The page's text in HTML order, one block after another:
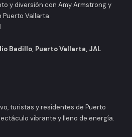
y diversión con Amy Armstrong y
Vallarta.
Badillo, Puerto Vallarta, JAL
turistas y residentes de Puerto
vibrante y lleno de energía.